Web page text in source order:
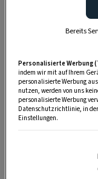
GARTEN
Bereits
Personalisierte Werbung
indem wir mit auf Ihrem
personalisierte Werbung
nutzen, werden von uns
personalisierte Werbung
Datenschutzrichtlinie, in der
Einstellungen.